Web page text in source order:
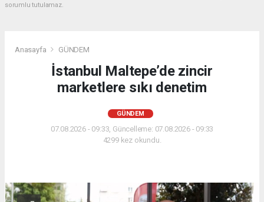
sorumlu tutulamaz.
Anasayfa GÜNDEM
İstanbul Maltepe’de zincir
marketlere sıkı denetim
GÜNDEM
07.08.2026 - 09:33, Güncelleme: 07.08.2026 - 09:33
4299 kez okundu.